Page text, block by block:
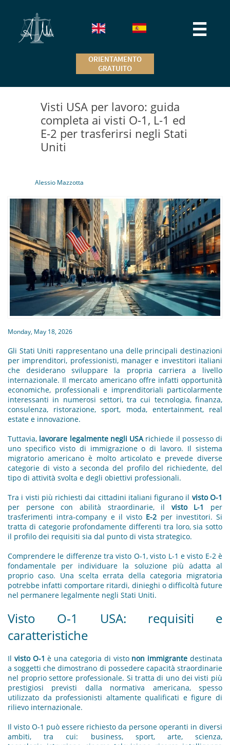

ORIENTAMENTO
GRATUITO
Visti USA per lavoro: guida
completa ai visti O-1, L-1 ed
E-2 per trasferirsi negli Stati
Uniti
Alessio Mazzotta
Monday, May 18, 2026
Gli Stati Uniti rappresentano una delle principali destinazioni
per imprenditori, professionisti, manager e investitori italiani
che desiderano sviluppare la propria carriera a livello
internazionale. Il mercato americano offre infatti opportunità
economiche, professionali e imprenditoriali particolarmente
interessanti in numerosi settori, tra cui tecnologia, finanza,
consulenza, ristorazione, sport, moda, entertainment, real
estate e innovazione.
Tuttavia, lavorare legalmente negli USArichiede il possesso di
uno specifico visto di immigrazione o di lavoro. Il sistema
migratorio americano è molto articolato e prevede diverse
categorie di visto a seconda del profilo del richiedente, del
tipo di attività svolta e degli obiettivi professionali.
Tra i visti più richiesti dai cittadini italiani figurano il visto O-1
per persone con abilità straordinarie, il visto L-1 per
trasferimenti intra-company e il visto E-2 per investitori. Si
tratta di categorie profondamente differenti tra loro, sia sotto
il profilo dei requisiti sia dal punto di vista strategico.
Comprendere le differenze tra visto O-1, visto L-1 e visto E-2 è
fondamentale per individuare la soluzione più adatta al
proprio caso. Una scelta errata della categoria migratoria
potrebbe infatti comportare ritardi, dinieghi o difficoltà future
nel permanere legalmente negli Stati Uniti.
Visto O-1 USA: requisiti e
caratteristiche
Il visto O-1 è una categoria di visto non immigrante destinata
a soggetti che dimostrano di possedere capacità straordinarie
nel proprio settore professionale. Si tratta di uno dei visti più
prestigiosi previsti dalla normativa americana, spesso
utilizzato da professionisti altamente qualificati e figure di
rilievo internazionale.
Il visto O-1 può essere richiesto da persone operanti in diversi
ambiti, tra cui: business, sport, arte, scienza,